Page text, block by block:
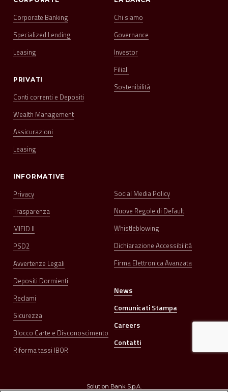
Corporate Banking
Specialized Lending
Leasing
PRIVATI
Conti correnti e Depositi
Wealth Management
Assicurazioni
Leasing
Chi siamo
Governance
Investor
Filiali
Sostenibilità
INFORMATIVE
Privacy
Trasparenza
MIFID II
PSD2
Avvertenze Legali
Depositi Dormienti
Reclami
Sicurezza
Blocco Carte e Disconoscimento
Riforma tassi IBOR
Social Media Policy
Nuove Regole di Default
Whistleblowing
Dichiarazione Accessibilità
Firma Elettronica Avanzata
News
Comunicati Stampa
Careers
Contatti
Solution Bank S.p.A.